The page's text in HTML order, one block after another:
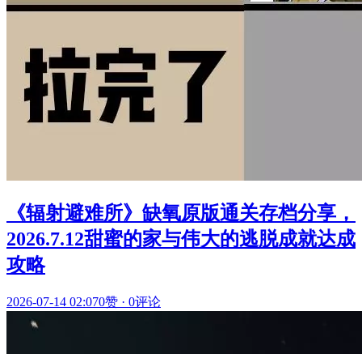
《辐射避难所》缺氧原版通关存档分享，
2026.7.12甜蜜的家与伟大的逃脱成就达成
攻略
2026-07-14 02:070赞 · 0评论